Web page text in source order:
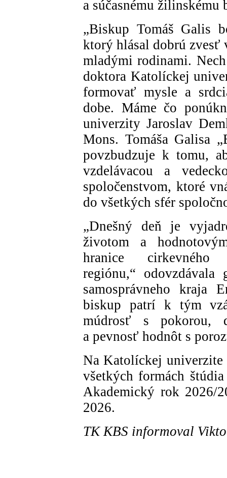
a súčasnému žilinskému
„Biskup Tomáš Galis
ktorý hlásal dobrú zvesť
mladými rodinami.
doktora Katolíckej
formovať mysle a
dobe. Máme čo
univerzity Jaroslav
Mons. Tomáša Galisa
povzbudzuje k tomu,
vzdelávacou a
spoločenstvom, ktoré
do všetkých sfér
„Dnešný deň je
životom a
hranice
regiónu,“ odovzdávala
samosprávneho kraja
biskup patrí k tým
múdrosť s pokorou,
a pevnosť hodnôt s
Na Katolíckej univerzite
všetkých formách
Akademický rok 2026/
2026.
TK KBS informoval